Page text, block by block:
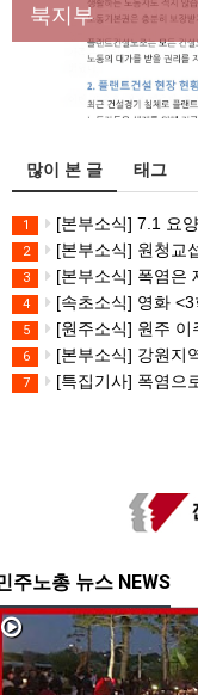
대책 마련하라
북지부
많이 본 글 태그
1 [본부소식] 7.1 요
2 [본부소식] 원청교섭 원년. 초기
3 [본부소식] 폭염은 재난
4 [속초소식] 영화
5 [원주소식] 원주 이
6 [본부소식] 강원지
7 [특집기사] 폭염으
주노총 뉴스 NEWS